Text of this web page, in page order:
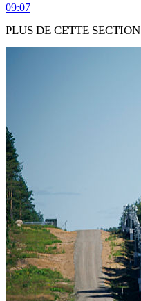
09:07
PLUS DE CETTE SECTION